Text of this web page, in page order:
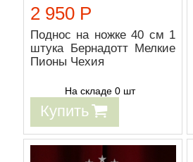
2 950 Р
Поднос на ножке 40 см 1
штука Бернадотт Мелкие
Пионы Чехия
На складе 0 шт
Купить